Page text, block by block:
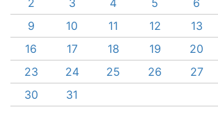
9
10 11 12 13
16
17 18 19 20
23
24 25 26 27
30
31